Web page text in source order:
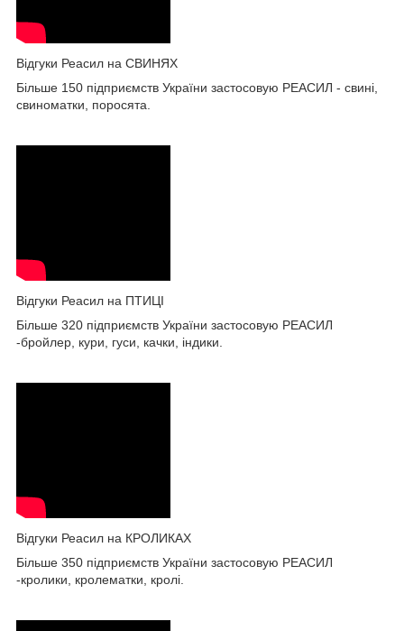
Відгуки Реасил на СВИНЯХ
Більше 150 підприємств України застосовую РЕАСИЛ - свині,
свиноматки, поросята.
Відгуки Реасил на ПТИЦІ
Більше 320 підприємств України застосовую РЕАСИЛ
-бройлер, кури, гуси, качки, індики.
Відгуки Реасил на КРОЛИКАХ
Більше 350 підприємств України застосовую РЕАСИЛ
-кролики, кролематки, кролі.